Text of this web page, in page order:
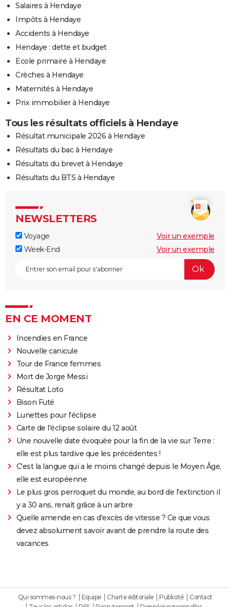
Salaires à Hendaye
Impôts à Hendaye
Accidents à Hendaye
Hendaye : dette et budget
Ecole primaire à Hendaye
Crèches à Hendaye
Maternités à Hendaye
Prix immobilier à Hendaye
Tous les résultats officiels à Hendaye
Résultat municipale 2026 à Hendaye
Résultats du bac à Hendaye
Résultats du brevet à Hendaye
Résultats du BTS à Hendaye
NEWSLETTERS
Voyage
Voir un exemple
Week-End
Voir un exemple
EN CE MOMENT
Incendies en France
Nouvelle canicule
Tour de France femmes
Mort de Jorge Messi
Résultat Loto
Bison Futé
Lunettes pour l'éclipse
Carte de l'éclipse solaire du 12 août
Une nouvelle date évoquée pour la fin de la vie sur Terre :
elle est plus tardive que les précédentes !
C'est la langue qui a le moins changé depuis le Moyen Âge,
elle est européenne
Le plus gros perroquet du monde, au bord de l'extinction il
y a 30 ans, renaît grâce à un arbre
Quelle amende en cas d'excès de vitesse ? Ce que vous
devez absolument savoir avant de prendre la route des
vacances
Qui sommes-nous ? Equipe Charte éditoriale Publicité
Contact